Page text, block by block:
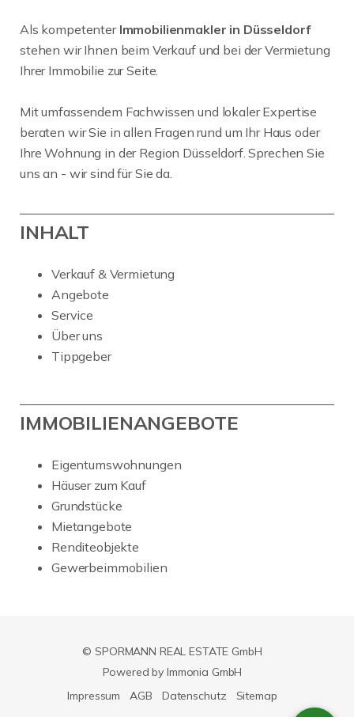
Als kompetenter Immobilienmakler in Düsseldorf
stehen wir Ihnen beim Verkauf und bei der Vermietung
Ihrer Immobilie zur Seite.
Mit umfassendem Fachwissen und lokaler Expertise
beraten wir Sie in allen Fragen rund um Ihr Haus oder
Ihre Wohnung in der Region Düsseldorf. Sprechen Sie
uns an - wir sind für Sie da.
INHALT
Verkauf & Vermietung
Angebote
Service
Über uns
Tippgeber
IMMOBILIENANGEBOTE
Eigentumswohnungen
Häuser zum Kauf
Grundstücke
Mietangebote
Renditeobjekte
Gewerbeimmobilien
© SPORMANN REAL ESTATE GmbH
Powered by Immonia GmbH
Impressum
AGB Datenschutz Sitemap